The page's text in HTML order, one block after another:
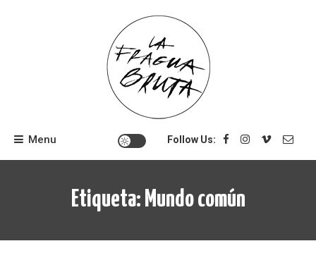
Menu Follow Us:
Etiqueta: Mundo común